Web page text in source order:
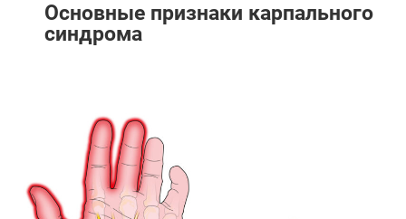
Основные признаки карпального
синдрома